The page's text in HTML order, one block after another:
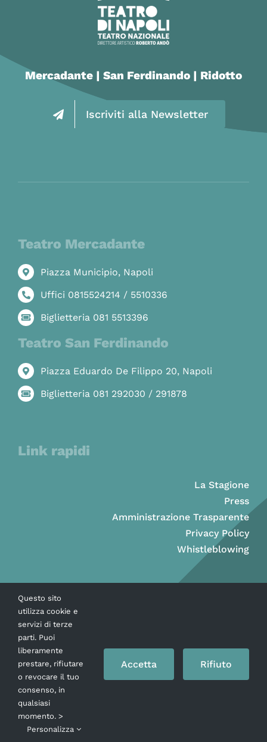
Mercadante | San Ferdinando | Ridotto
Iscriviti alla Newsletter
Teatro Mercadante
Piazza Municipio, Napoli
Uffici 0815524214 / 5510336
Biglietteria 081 5513396
Teatro San Ferdinando
Piazza Eduardo De Filippo 20, Napoli
Biglietteria 081 292030 / 291878
Link rapidi
La Stagione
Press
Amministrazione Trasparente
Privacy Policy
Whistleblowing
Copyright © Ass. Teatro Stabile della Città di Napoli 2026
Questo sito
utilizza cookie e
servizi di terze
parti. Puoi
liberamente
prestare, rifiutare
o revocare il tuo
consenso, in
qualsiasi
momento. >
Personalizza
Accetta Rifiuto